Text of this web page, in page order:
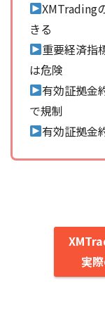
XMTrading
きる
重要経済指
は危険
有効証拠金
で規制
有効証拠金
実